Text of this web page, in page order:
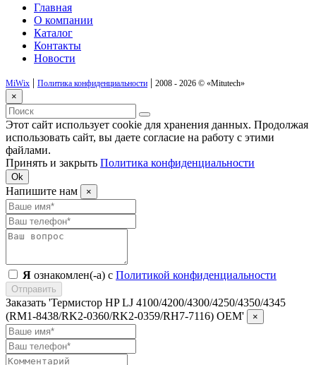
Главная
О компании
Каталог
Контакты
Новости
MiWix | Политика конфиденциальности | 2008 - 2026 © «Mitutech»
×
Этот сайт использует cookie для хранения данных. Продолжая
использовать сайт, вы даете согласие на работу с этими
файлами.
Принять и закрыть Политика конфиденциальности
Ok
Напишите нам ×
Я ознакомлен(-а) с Политикой конфиденциальности
Отправить
Заказать 'Термистор HP LJ 4100/4200/4300/4250/4350/4345
(RM1-8438/RK2-0360/RK2-0359/RH7-7116) OEM'
×